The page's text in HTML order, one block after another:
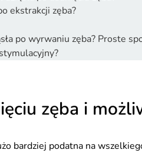
ekstrakcji zęba?
po wyrwaniu zęba? Proste
zęba i
bardziej podatna na